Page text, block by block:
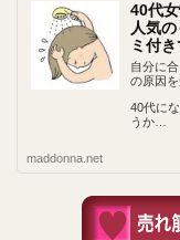
40代
人気
ミ付き
自分に
の原因を
40代に
うか…
maddonna.net